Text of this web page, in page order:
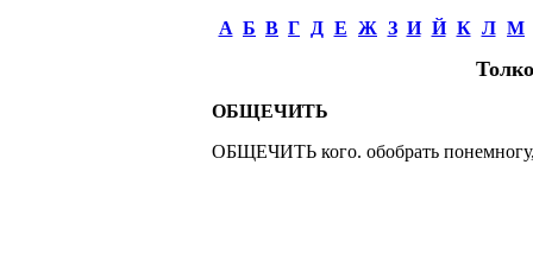
А Б В Г Д Е Ж З И Й К Л М
ОБЩЕЧИТЬ
ОБЩЕЧИТЬ кого. обобрать понемногу,